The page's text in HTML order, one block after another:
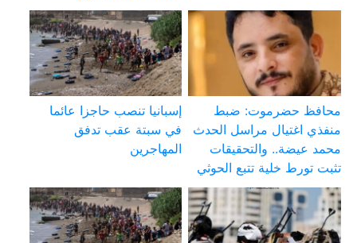
محافظ حضرموت: ضبط
منفذي اغتيال مراسل الحدث
محمد عيضة.. والتحقيقات
تثبت تورط خلية تتبع الحوثي
إسبانيا تنصب حاجزا عائما
في سبتة عقب تدفق
المهاجرين